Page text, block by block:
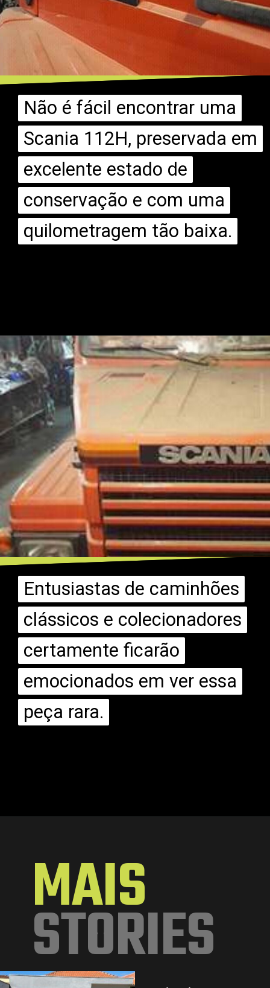
Não é fácil encontrar uma
Scania 112H, preservada em
excelente estado de
conservação e com uma
quilometragem tão baixa.
Não é fácil encontrar uma
Scania 112H, preservada em
excelente estado de
conservação e com uma
quilometragem tão baixa.
Opening https://mundofixa.com.br/apos-29-anos-scania-112h-com-apenas-2681-km-rodados-e-encontrada-abandonada/
Entusiastas de caminhões
clássicos e colecionadores
certamente ficarão
emocionados em ver essa
peça rara.
Entusiastas de caminhões
clássicos e colecionadores
certamente ficarão
emocionados em ver essa
peça rara.
MAIS
STORIES